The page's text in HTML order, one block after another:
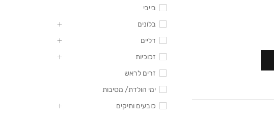
בייבי
בלונים
דליים
זכוכיות
זרים לראש
ימי הולדת/ מסיבות
כובעים ותיקים